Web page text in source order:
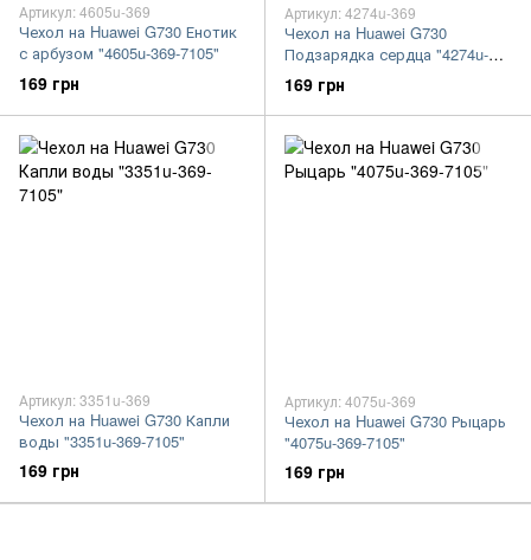
Артикул: 4605u-369
Чехол на Huawei G730 Енотик
с арбузом "4605u-369-7105"
169 грн
Артикул: 4274u-369
Чехол на Huawei G730
Подзарядка сердца "4274u-
369-7105"
169 грн
Артикул: 3351u-369
Чехол на Huawei G730 Капли
воды "3351u-369-7105"
169 грн
Артикул: 4075u-369
Чехол на Huawei G730 Рыцарь
"4075u-369-7105"
169 грн